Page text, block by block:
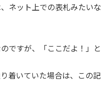
ネット上での表札みたいな
ですが、「ここだよ！」と
着いていた場合は、この記